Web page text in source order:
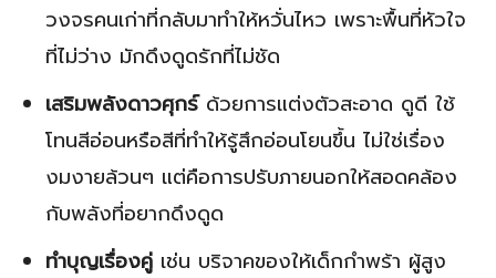
วงจรคนเก่าที่กลับมาทำให้หวั่นไหว เพราะพื้นที่หัวใจ
ที่ไม่ว่าง มักดึงดูดรักที่ไม่ชัด
เสริมพลังดาวศุกร์ด้วยการแต่งตัวสะอาด ดูดี ใช้
โทนสีอ่อนหรือสีที่ทำให้รู้สึกอ่อนโยนขึ้น ไม่ใช่เรื่อง
งมงายล้วนๆ แต่คือการปรับภายนอกให้สอดคล้อง
กับพลังที่อยากดึงดูด
ทำบุญเรื่องคู่ เช่น บริจาคของให้เด็กกำพร้า ผู้สูง